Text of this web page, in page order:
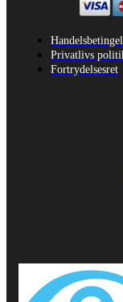
Privatlivs
Fortrydelsesret